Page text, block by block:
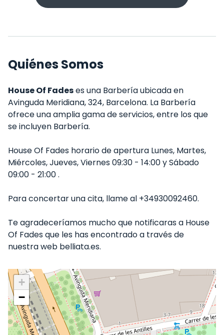
Quiénes Somos
House Of Fadeses una Barbería ubicada en
Avinguda Meridiana, 324, Barcelona. La Barbería
ofrece una amplia gama de servicios, entre los que
se incluyen Barbería.
House Of Fades horario de apertura Lunes, Martes,
Miércoles, Jueves, Viernes 09:30 - 14:00 y Sábado
09:00 - 21:00 .
Para concertar una cita, llame al +34930092460.
Te agradeceríamos mucho que notificaras a House
Of Fades que les has encontrado a través de
nuestra web belliata.es.
+
−